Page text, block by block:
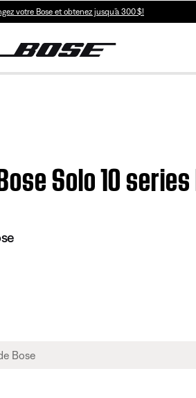
votre Bose et obtenez jusqu’à 300 $!
Solo 10